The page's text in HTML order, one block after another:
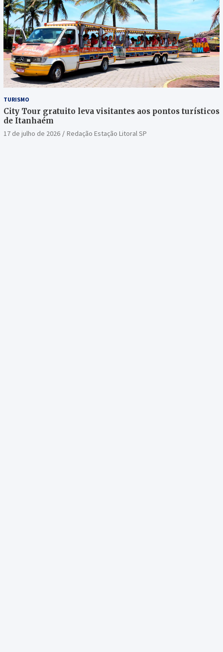
TURISMO
City Tour gratuito leva visitantes aos pontos turísticos
de Itanhaém
17 de julho de 2026 Redação Estação Litoral SP